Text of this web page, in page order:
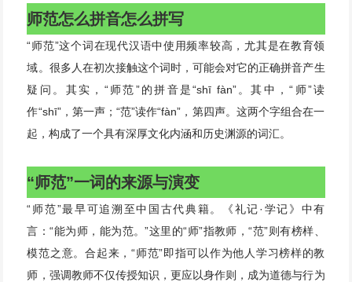
师范怎么拼音怎么拼写
“师范”这个词在现代汉语中使用频率较高，尤其是在教育领
域。很多人在初次接触这个词时，可能会对它的正确拼音产生
疑问。其实，“师范”的拼音是“shī fàn”。其中，“师”读
作“shī”，第一声；“范”读作“fàn”，第四声。这两个字组合在一
起，构成了一个具有深厚文化内涵和历史渊源的词汇。
“师范”一词的来源与演变
“师范”最早可追溯至中国古代典籍。《礼记·学记》中有
言：“能为师，能为范。”这里的“师”指教师，“范”则有榜样、
模范之意。合起来，“师范”即指可以作为他人学习榜样的教
师，强调教师不仅传授知识，更应以身作则，成为道德与行为